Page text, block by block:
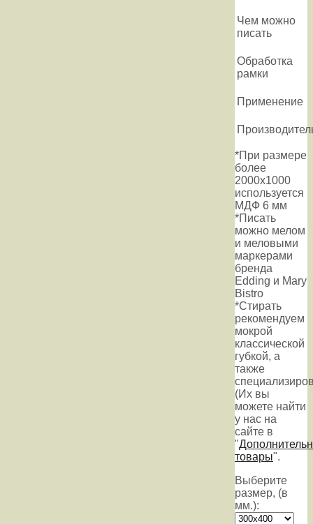
Чем можно
писать
Обработка
рамки
Применение
*При размере
более
2000х1000
используется
МДФ 6 мм
*Писать
можно мелом
и меловыми
маркерами
бренда
Edding и Mary
Bistro
*Стирать
рекомендуем
мокрой
классической
губкой, а
также
(Их вы
можете найти
у нас на
сайте в
"
товары".
Выберите
размер, (в
мм.):